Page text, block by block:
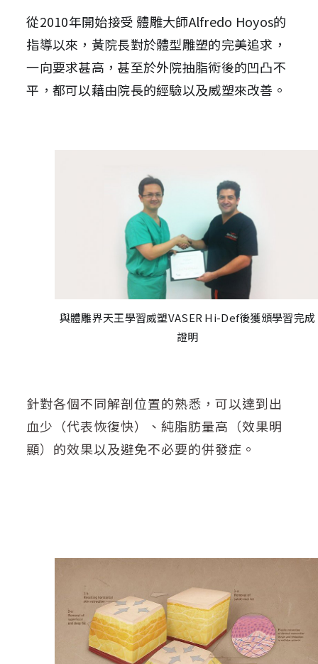
從2010年開始接受 體雕大師Alfredo Hoyos的
指導以來，黃院長對於體型雕塑的完美追求，
一向要求甚高 ， 甚至於外院抽脂術後的凹凸不
平，都可以藉由院長的經驗以及威塑來改善。
與體雕界天王學習威塑VASER Hi-Def後獲頒學習完成
證明
針對各個不同解剖位置的熟悉，可以達到出
血少（代表恢復快）、純脂肪量高（效果明
顯）的效果以及避免不必要的併發症。